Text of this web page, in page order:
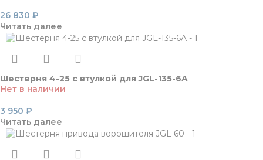
26 830 ₽
Читать далее
Шестерня 4-25 c втулкой для JGL-135-6A
Нет в наличии
3 950 ₽
Читать далее